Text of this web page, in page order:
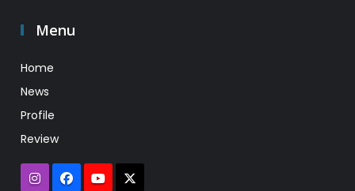
Menu
Home
News
Profile
Review